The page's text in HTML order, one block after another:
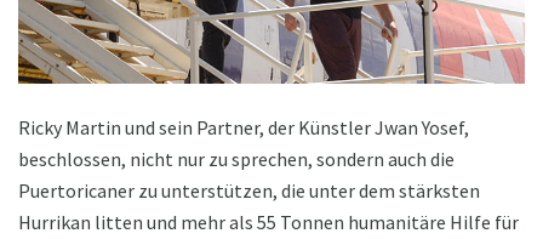
Ricky Martin und sein Partner, der Künstler Jwan Yosef,
beschlossen, nicht nur zu sprechen, sondern auch die
Puertoricaner zu unterstützen, die unter dem stärksten
Hurrikan litten und mehr als 55 Tonnen humanitäre Hilfe für